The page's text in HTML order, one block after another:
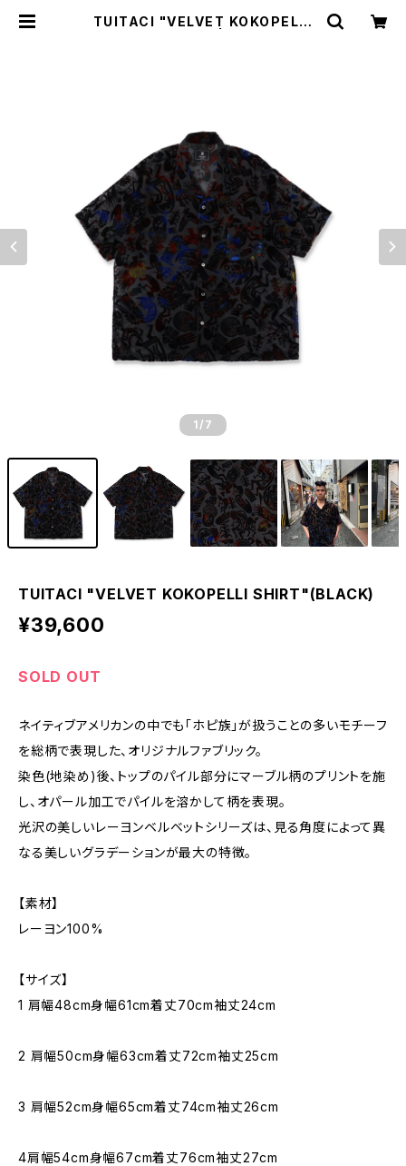
TUITACI "VELVET KOKOPELLI
1 /7
TUITACI "VELVET KOKOPELLI SHIRT"(BLACK)
¥39,600
SOLD OUT
ネイティブアメリカンの中でも「ホピ族」が扱うことの多いモチーフ
を総柄で表現した、オリジナルファブリック。
染色(地染め)後、トップのパイル部分にマーブル柄のプリントを施
し、オパール加工でパイルを溶かして柄を表現。
光沢の美しいレーヨンベルベットシリーズは、見る角度によって異
なる美しいグラデーションが最大の特徴。
【素材】
レーヨン100%
【サイズ】
1 肩幅48cm身幅61cm着丈70cm袖丈24cm
2 肩幅50cm身幅63cm着丈72cm袖丈25cm
3 肩幅52cm身幅65cm着丈74cm袖丈26cm
4肩幅54cm身幅67cm着丈76cm袖丈27cm